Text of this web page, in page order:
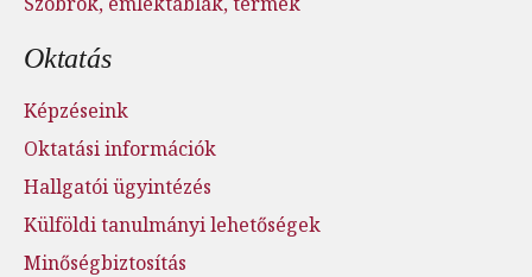
Oktatás
Képzéseink
Oktatási információk
Hallgatói ügyintézés
Külföldi tanulmányi lehetőségek
Minőségbiztosítás